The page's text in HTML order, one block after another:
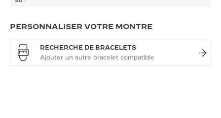
PERSONNALISER VOTRE MONTRE
RECHERCHE DE BRACELETS